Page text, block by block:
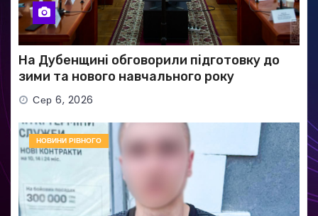
На Дубенщині обговорили підготовку до
зими та нового навчального року
Сер 6, 2026
НОВИНИ РІВНОГО